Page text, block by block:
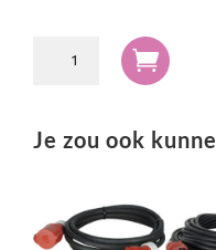
Krachtstroom
10m
aantal

Je zou ook